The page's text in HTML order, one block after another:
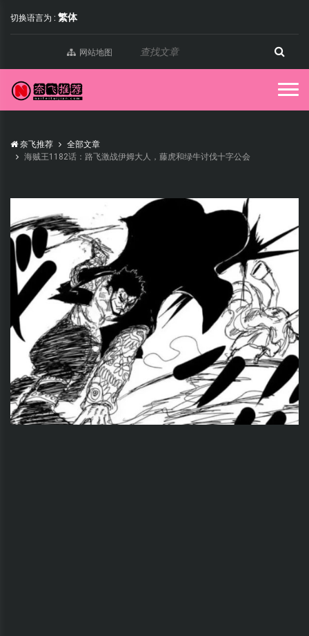
切换语言为 : 繁体
网站地图
奈飞推荐
全部文章
海贼王1182话：路飞激战伊姆大人，藤虎和绿牛讨伐十字公会